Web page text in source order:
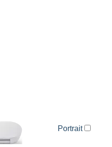
Portrait